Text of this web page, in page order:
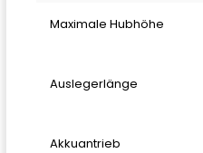
Maximale Hubhöhe
Auslegerlänge
Akkuantrieb